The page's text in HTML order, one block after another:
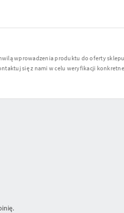
wprowadzenia produktu do oferty
się z nami w celu weryfikacji